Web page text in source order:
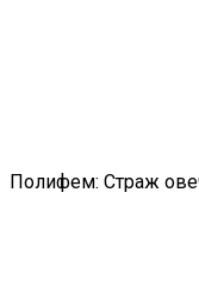
Полифем: Страж